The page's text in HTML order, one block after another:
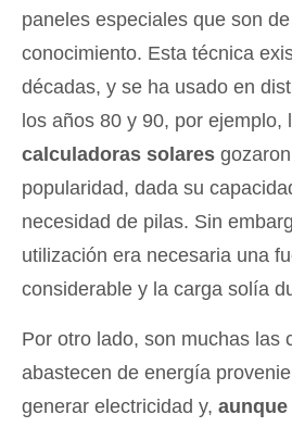
paneles especiales que son
conocimiento. Esta técnica
décadas, y se ha usado en
los años 80 y 90, por ejemplo,
calculadoras solares
popularidad, dada su
necesidad de pilas. Sin
utilización era necesaria una
considerable y la carga solía
Por otro lado, son muchas las
abastecen de energía
generar electricidad y,